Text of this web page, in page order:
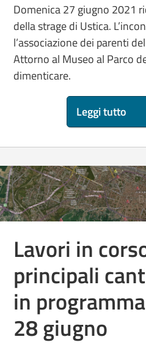
Domenica 27 giugno 2021
della strage di Ustica.
l’associazione dei parenti
Attorno al Museo al Parco
dimenticare.
Leggi tutto
Lavori in
principali
in
28 giugno